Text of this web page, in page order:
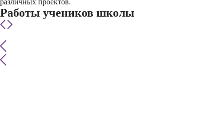
различных проектов.
Работы учеников школы